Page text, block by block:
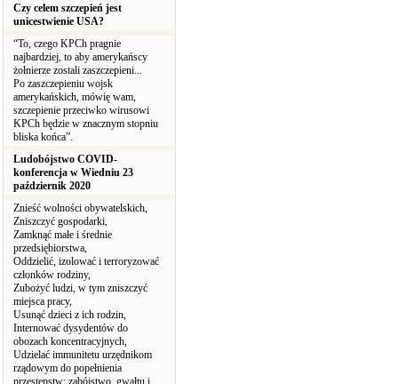
Czy celem szczepień jest
unicestwienie USA?
“To, czego KPCh pragnie
najbardziej, to aby amerykańscy
żołnierze zostali zaszczepieni...
Po zaszczepieniu wojsk
amerykańskich, mówię wam,
szczepienie przeciwko wirusowi
KPCh będzie w znacznym stopniu
bliska końca”.
Ludobójstwo COVID-
konferencja w Wiedniu 23
październik 2020
Znieść wolności obywatelskich,
Zniszczyć gospodarki,
Zamknąć małe i średnie
przedsiębiorstwa,
Oddzielić, izolować i terroryzować
członków rodziny,
Zubożyć ludzi, w tym zniszczyć
miejsca pracy,
Usunąć dzieci z ich rodzin,
Internować dysydentów do
obozach koncentracyjnych,
Udzielać immunitetu urzędnikom
rządowym do popełnienia
przestępstw: zabójstwo, gwałtu i